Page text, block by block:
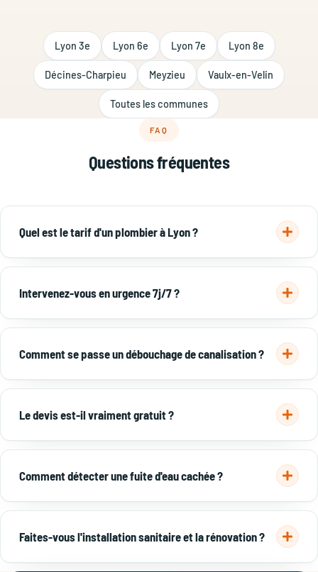
Lyon 3e Lyon 6e Lyon 7e Lyon 8e
Décines-Charpieu Meyzieu Vaulx-en-Velin
Toutes les communes
FAQ
Questions fréquentes
Quel est le tarif d'un plombier à Lyon ?
Déplacement + diagnostic 50–80 €, débouchage 150–300 €,
recherche de fuite 150–400 €, remplacement de robinet 80–
150 €.Devis gratuit →
Intervenez-vous en urgence 7j/7 ?
Oui, urgence plomberie 7j/7 à Lyon et dans l'est lyonnais :
fuite, canalisation bouchée, WC bouché, ballon en panne.
Appelez le 06 65 45 25 36.
Comment se passe un débouchage de canalisation ?
Identification du bouchon, débouchage par furet ou
souvent en une seule intervention.
Le devis est-il vraiment gratuit ?
Oui, devis gratuit et sans engagement. Le prix est annoncé
Comment détecter une fuite d'eau cachée ?
Consommation anormale, trace d'humidité, mur qui gonfle.
traceur).Recherche de fuite →
Faites-vous l'installation sanitaire et la rénovation ?